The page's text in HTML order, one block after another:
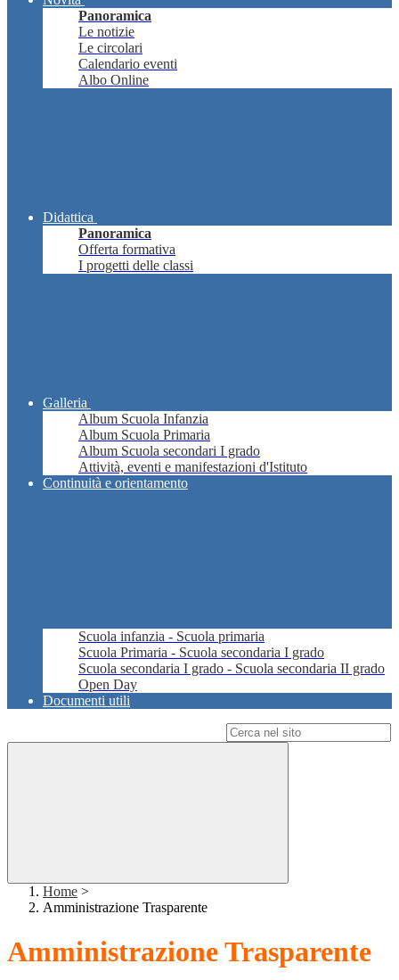
Panoramica
Le notizie
Le circolari
Calendario eventi
Albo Online
Didattica
Panoramica
Offerta formativa
I progetti delle classi
Galleria
Album Scuola Infanzia
Album Scuola Primaria
Album Scuola secondari I grado
Attività, eventi e manifestazioni d'Istituto
Continuità e orientamento
Scuola infanzia - Scuola primaria
Scuola Primaria - Scuola secondaria I grado
Scuola secondaria I grado - Scuola secondaria II grado
Open Day
Documenti utili
Home >
Amministrazione Trasparente
Amministrazione Trasparente